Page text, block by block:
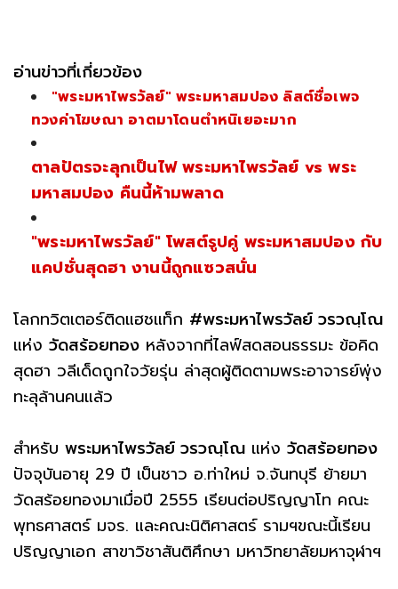
อ่านข่าวที่เกี่ยวข้อง
"พระมหาไพรวัลย์" พระมหาสมปอง ลิสต์ชื่อเพจ
ทวงค่าโฆษณา อาตมาโดนตำหนิเยอะมาก
ตาลปัตรจะลุกเป็นไฟ พระมหาไพรวัลย์ vs พระ
มหาสมปอง คืนนี้ห้ามพลาด
"พระมหาไพรวัลย์" โพสต์รูปคู่ พระมหาสมปอง กับ
แคปชั่นสุดฮา งานนี้ถูกแซวสนั่น
โลกทวิตเตอร์ติดแฮชแท็ก #พระมหาไพรวัลย์ วรวณฺโณ
แห่ง วัดสร้อยทอง หลังจากที่ไลฟ์สดสอนธรรมะ ข้อคิด
สุดฮา วลีเด็ดถูกใจวัยรุ่น ล่าสุดผู้ติดตามพระอาจารย์พุ่ง
ทะลุล้านคนแล้ว
สำหรับ พระมหาไพรวัลย์ วรวณฺโณ แห่ง วัดสร้อยทอง
ปัจจุบันอายุ 29 ปี เป็นชาว อ.ท่าใหม่ จ.จันทบุรี ย้ายมา
วัดสร้อยทองมาเมื่อปี 2555 เรียนต่อปริญญาโท คณะ
พุทธศาสตร์ มจร. และคณะนิติศาสตร์ รามฯขณะนี้เรียน
ปริญญาเอก สาขาวิชาสันติศึกษา มหาวิทยาลัยมหาจุฬาฯ